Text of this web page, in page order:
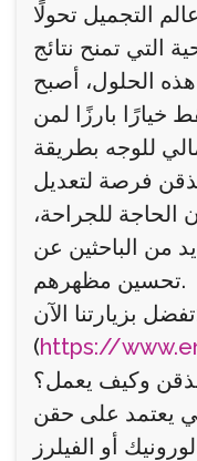
التجميل تحولًا
التي تمنح نتائج
الحلول، أصبح
بارزًا لمن
للوجه بطريقة
فرصة لتعديل
للجراحة،
من الباحثين عن
تحسين مظهرهم.
تفضل بزيارتنا الآن:
(https://
وكيف يعمل؟
يعتمد على حقن
أو الفيلرز